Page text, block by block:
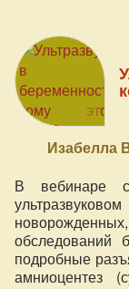
Изабелла
В вебинаре
обследований
подробные
амниоцентез